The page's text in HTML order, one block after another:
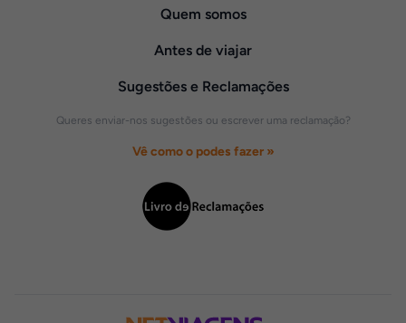
Quem somos
Antes de viajar
Sugestões e Reclamações
Queres enviar-nos sugestões ou escrever uma reclamação?
Vê como o podes fazer »